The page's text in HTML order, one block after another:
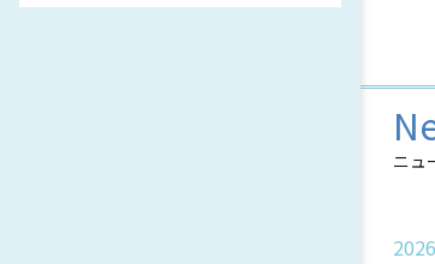
ニュ